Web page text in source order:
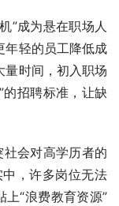
”成为悬在职场人
年轻的员工降低成
量时间，初入职场
的招聘标准，让缺
会对高学历者的
中，许多岗位无法
上“浪费教育资源”